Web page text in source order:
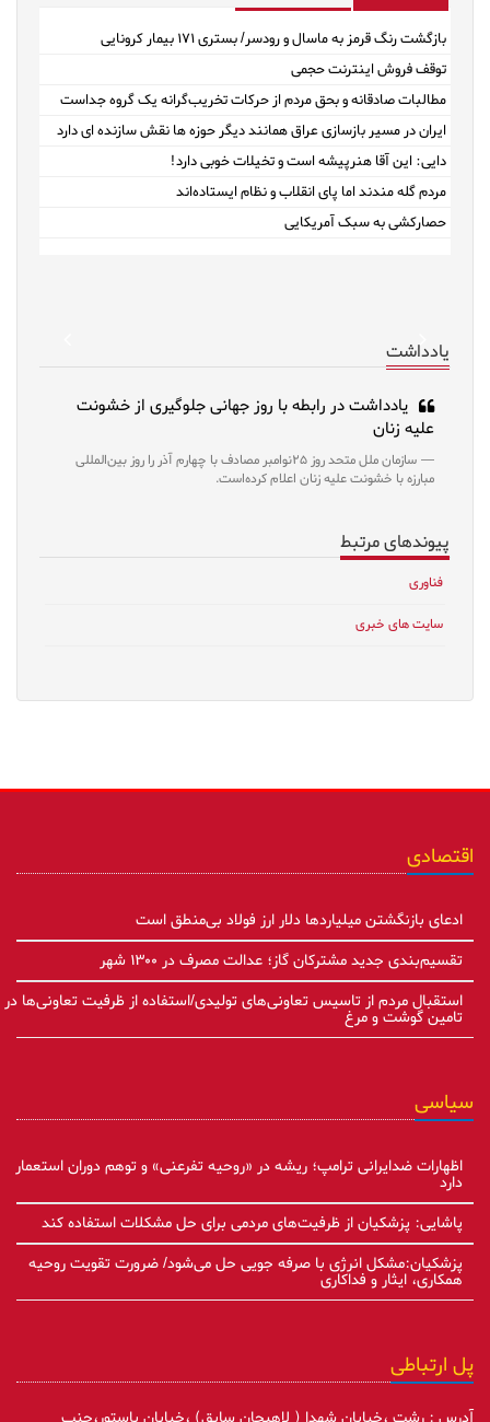
بازگشت رنگ قرمز به ماسال و رودسر/ بستری ۱۷۱ بیمار کرونایی
توقف فروش اینترنت حجمی
مطالبات صادقانه و بحق مردم از حرکات تخریب‌گرانه یک گروه جداست
ایران در مسیر بازسازی عراق همانند دیگر حوزه ها نقش سازنده ای دارد
دایی: این آقا هنرپیشه است و تخیلات خوبی دارد!
مردم گله مندند اما پای انقلاب و نظام ایستاده‌اند
حصارکشی به سبک آمریکایی
Next
یادداشت
یادداشت در رابطه با روز جهانی جلوگیری از خشونت
علیه زنان
سازمان ملل متحد روز ۲۵نوامبر مصادف با چهارم آذر را روز بین‌المللی
مبارزه با خشونت علیه زنان اعلام کرده‌است.
پیوندهای مرتبط
فناوری
سایت های خبری
اقتصادی
ادعای بازنگشتن میلیاردها دلار ارز فولاد بی‌منطق است
تقسیم‌بندی جدید مشترکان گاز؛ عدالت مصرف در ۱۳۰۰ شهر
استقبال مردم از تاسیس تعاونی‌های تولیدی/استفاده از ظرفیت تعاونی‌ها در
تامین گوشت و مرغ
سیاسی
اظهارات ضدایرانی ترامپ؛ ریشه در «روحیه تفرعنی» و توهم دوران استعمار
دارد
پاشایی: پزشکیان از ظرفیت‌های مردمی برای حل مشکلات استفاده کند
پزشکیان:مشکل انرژی با صرفه جویی حل می‌شود/ ضرورت تقویت روحیه
همکاری، ایثار و فداکاری
پل ارتباطی